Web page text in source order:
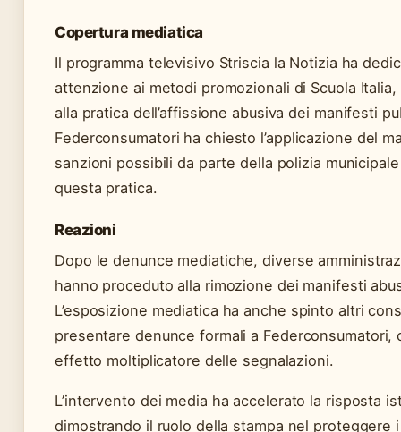
Copertura mediatica
Il programma televisivo Striscia la Notizia ha
attenzione ai metodi promozionali di Scuola
alla pratica dell’affissione abusiva dei manifesti
Federconsumatori ha chiesto l’applicazione del
sanzioni possibili da parte della polizia
questa pratica.
Reazioni
Dopo le denunce mediatiche, diverse
hanno proceduto alla rimozione dei manifesti
L’esposizione mediatica ha anche spinto altri
presentare denunce formali a Federconsumatori,
effetto moltiplicatore delle segnalazioni.
L’intervento dei media ha accelerato la risposta
dimostrando il ruolo della stampa nel proteggere